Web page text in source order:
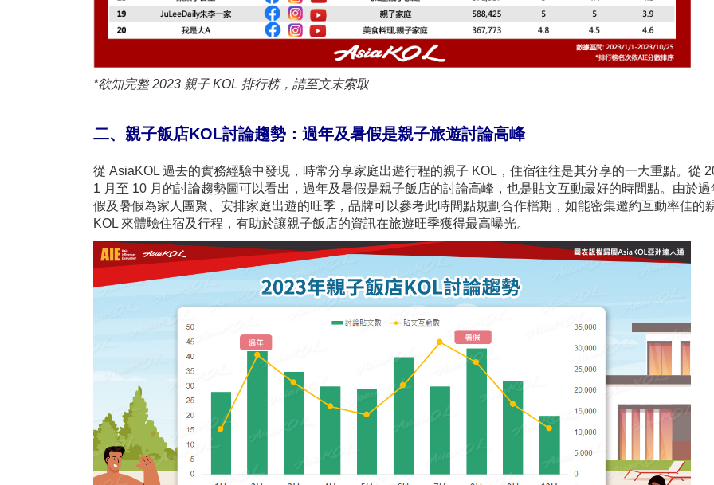
*欲知完整2023 親子KOL 排行榜，請至文末索取
二、親子飯店KOL討論趨勢：過年及暑假是親子旅遊討論高峰
從 AsiaKOL 過去的實務經驗中發現，時常分享家庭出遊行程的親子 KOL，住宿往往是其分享的一大重點。從
1 月至 10 月的討論趨勢圖可以看出，過年及暑假是親子飯店的討論高峰，也是貼文互動最好的時間點。由於過
假及暑假為家人團聚、安排家庭出遊的旺季，品牌可以參考此時間點規劃合作檔期，如能密集邀約互動率佳的
KOL 來體驗住宿及行程，有助於讓親子飯店的資訊在旅遊旺季獲得最高曝光。